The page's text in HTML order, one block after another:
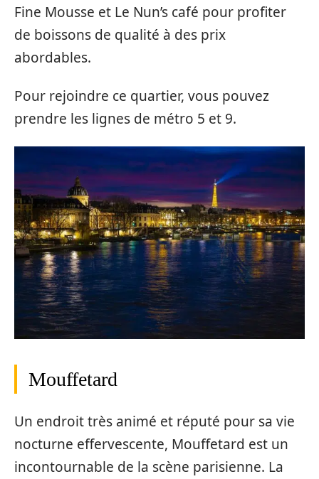
Fine Mousse et Le Nun’s café pour profiter
de boissons de qualité à des prix
abordables.
Pour rejoindre ce quartier, vous pouvez
prendre les lignes de métro 5 et 9.
Mouffetard
Un endroit très animé et réputé pour sa vie
nocturne effervescente, Mouffetard est un
incontournable de la scène parisienne. La